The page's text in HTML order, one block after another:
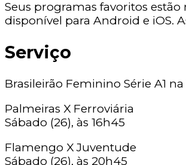
Seus programas favoritos estão
disponível para Android e iOS.
Serviço
Brasileirão Feminino Série A1 na
Palmeiras X Ferroviária
Sábado (26), às 16h45
Flamengo X Juventude
Sábado (26), às 20h45